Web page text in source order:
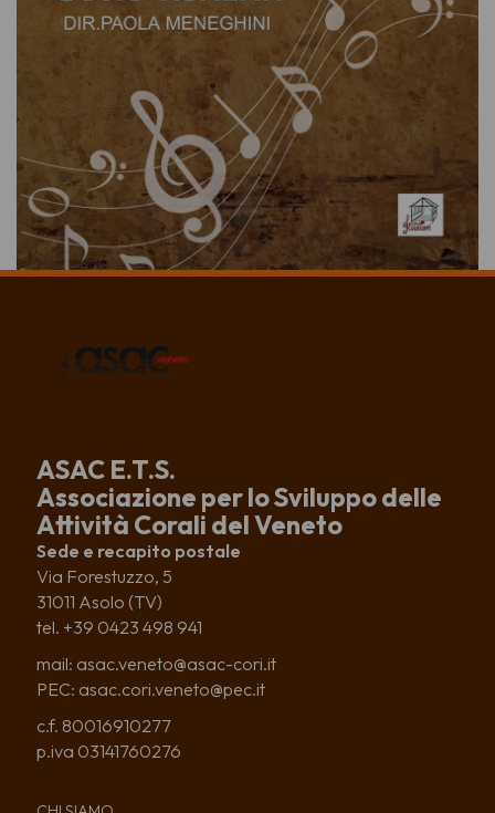
ASAC E.T.S.
Associazione per lo Sviluppo delle
Attività Corali del Veneto
Sede e recapito postale
Via Forestuzzo, 5
31011 Asolo (TV)
tel. +39 0423 498 941
mail: asac.veneto@asac-cori.it
PEC: asac.cori.veneto@pec.it
c.f. 80016910277
p.iva 03141760276